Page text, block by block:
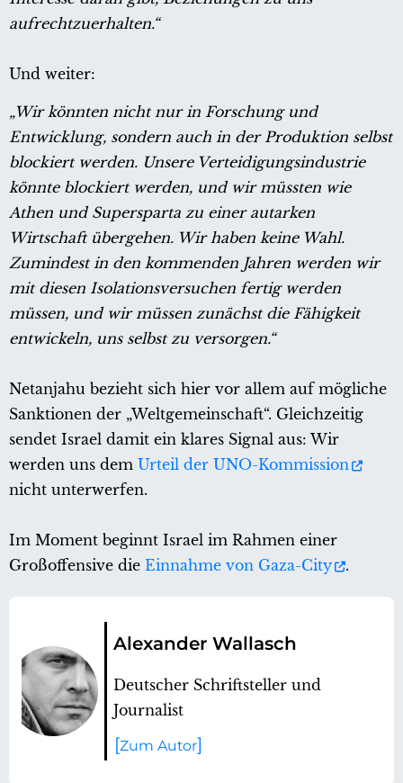
aufrechtzuerhalten.“
Und weiter:
„Wir könnten nicht nur in Forschung und
Entwicklung, sondern auch in der Produktion selbst
blockiert werden. Unsere Verteidigungsindustrie
könnte blockiert werden, und wir müssten wie
Athen und Supersparta zu einer autarken
Wirtschaft übergehen. Wir haben keine Wahl.
Zumindest in den kommenden Jahren werden wir
mit diesen Isolationsversuchen fertig werden
müssen, und wir müssen zunächst die Fähigkeit
entwickeln, uns selbst zu versorgen.“
Netanjahu bezieht sich hier vor allem auf mögliche
Sanktionen der „Weltgemeinschaft“. Gleichzeitig
sendet Israel damit ein klares Signal aus: Wir
werden uns dem Urteil der UNO-Kommission
nicht unterwerfen.
Im Moment beginnt Israel im Rahmen einer
Großoffensive die Einnahme von Gaza-City .
Alexander Wallasch
Deutscher Schriftsteller und
Journalist
Zum Autor